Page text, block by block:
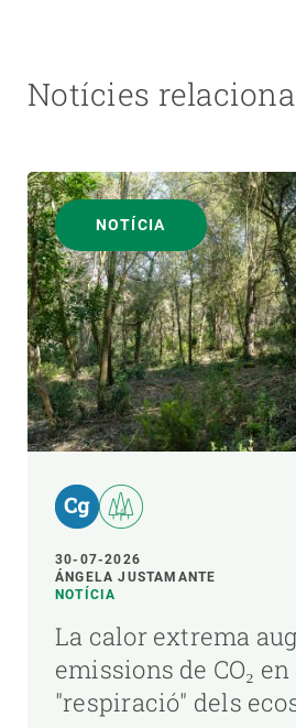
Notícies
NOTÍCIA
30-07-2026
ÁNGELA JUSTAMANTE
NOTÍCIA
La calor extrema
emissions de CO₂
"respiració" dels